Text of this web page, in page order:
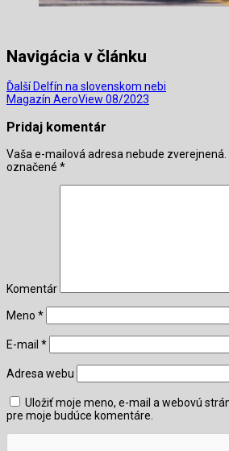
Navigácia v článku
Ďalší Delfín na slovenskom nebi
Magazín AeroView 08/2023
Pridaj komentár
Vaša e-mailová adresa nebude zverejnená.
označené *
Komentár
Meno *
E-mail *
Adresa webu
Uložiť moje meno, e-mail a webovú
pre moje budúce komentáre.